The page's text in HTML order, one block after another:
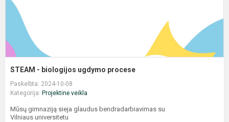
STEAM - biologijos ugdymo procese
Paskelbta: 2024-10-08
Kategorija: Projektinė veikla
Mūsų gimnaziją sieja glaudus bendradarbiavimas su
Vilniaus universitetu